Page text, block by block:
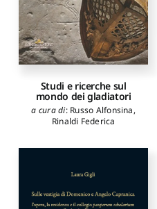
Studi e ricerche sul
mondo dei gladiatori
a cura di: Russo Alfonsina,
Rinaldi Federica